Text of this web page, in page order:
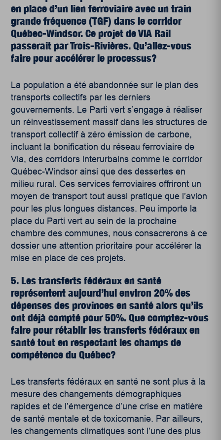
en place d’un lien ferroviaire avec un train
grande fréquence (TGF) dans le corridor
Québec-Windsor. Ce projet de VIA Rail
passerait par Trois-Rivières. Qu’allez-vous
faire pour accélérer le processus?
La population a été abandonnée sur le plan des
transports collectifs par les derniers
gouvernements. Le Parti vert s’engage à réaliser
un réinvestissement massif dans les structures de
transport collectif à zéro émission de carbone,
incluant la bonification du réseau ferroviaire de
Via, des corridors interurbains comme le corridor
Québec-Windsor ainsi que des dessertes en
milieu rural. Ces services ferroviaires offriront un
moyen de transport tout aussi pratique que l’avion
pour les plus longues distances. Peu importe la
place du Parti vert au sein de la prochaine
chambre des communes, nous consacrerons à ce
dossier une attention prioritaire pour accélérer la
mise en place de ces projets.
5. Les transferts fédéraux en santé
représentent aujourd’hui environ 20% des
dépenses des provinces en santé alors qu’ils
ont déjà compté pour 50%. Que comptez-vous
faire pour rétablir les transferts fédéraux en
santé tout en respectant les champs de
compétence du Québec?
Les transferts fédéraux en santé ne sont plus à la
mesure des changements démographiques
rapides et de l’émergence d’une crise en matière
de santé mentale et de toxicomanie. Par ailleurs,
les changements climatiques sont l’une des plus